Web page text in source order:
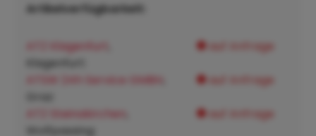
Artikelverfügbarkeit:
ATZ Klagenfurt
Klagenfurt:
auf Anfrage
ATSW 24h Service GMBH auf Anfrage
ATZ Steinakirchen
Wolfpassing:
auf Anfrage